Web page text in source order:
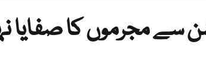
سے مجرموں کا صفایا